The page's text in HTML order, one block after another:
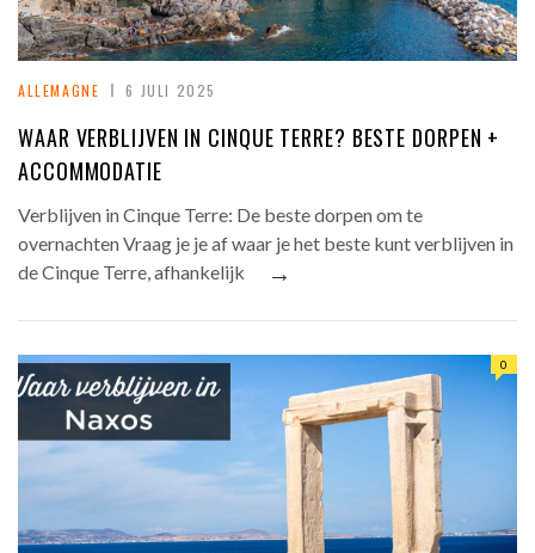
ALLEMAGNE 6 JULI 2025
WAAR VERBLIJVEN IN CINQUE TERRE? BESTE DORPEN +
ACCOMMODATIE
Verblijven in Cinque Terre: De beste dorpen om te
overnachten Vraag je je af waar je het beste kunt verblijven in
de Cinque Terre, afhankelijk
→
0